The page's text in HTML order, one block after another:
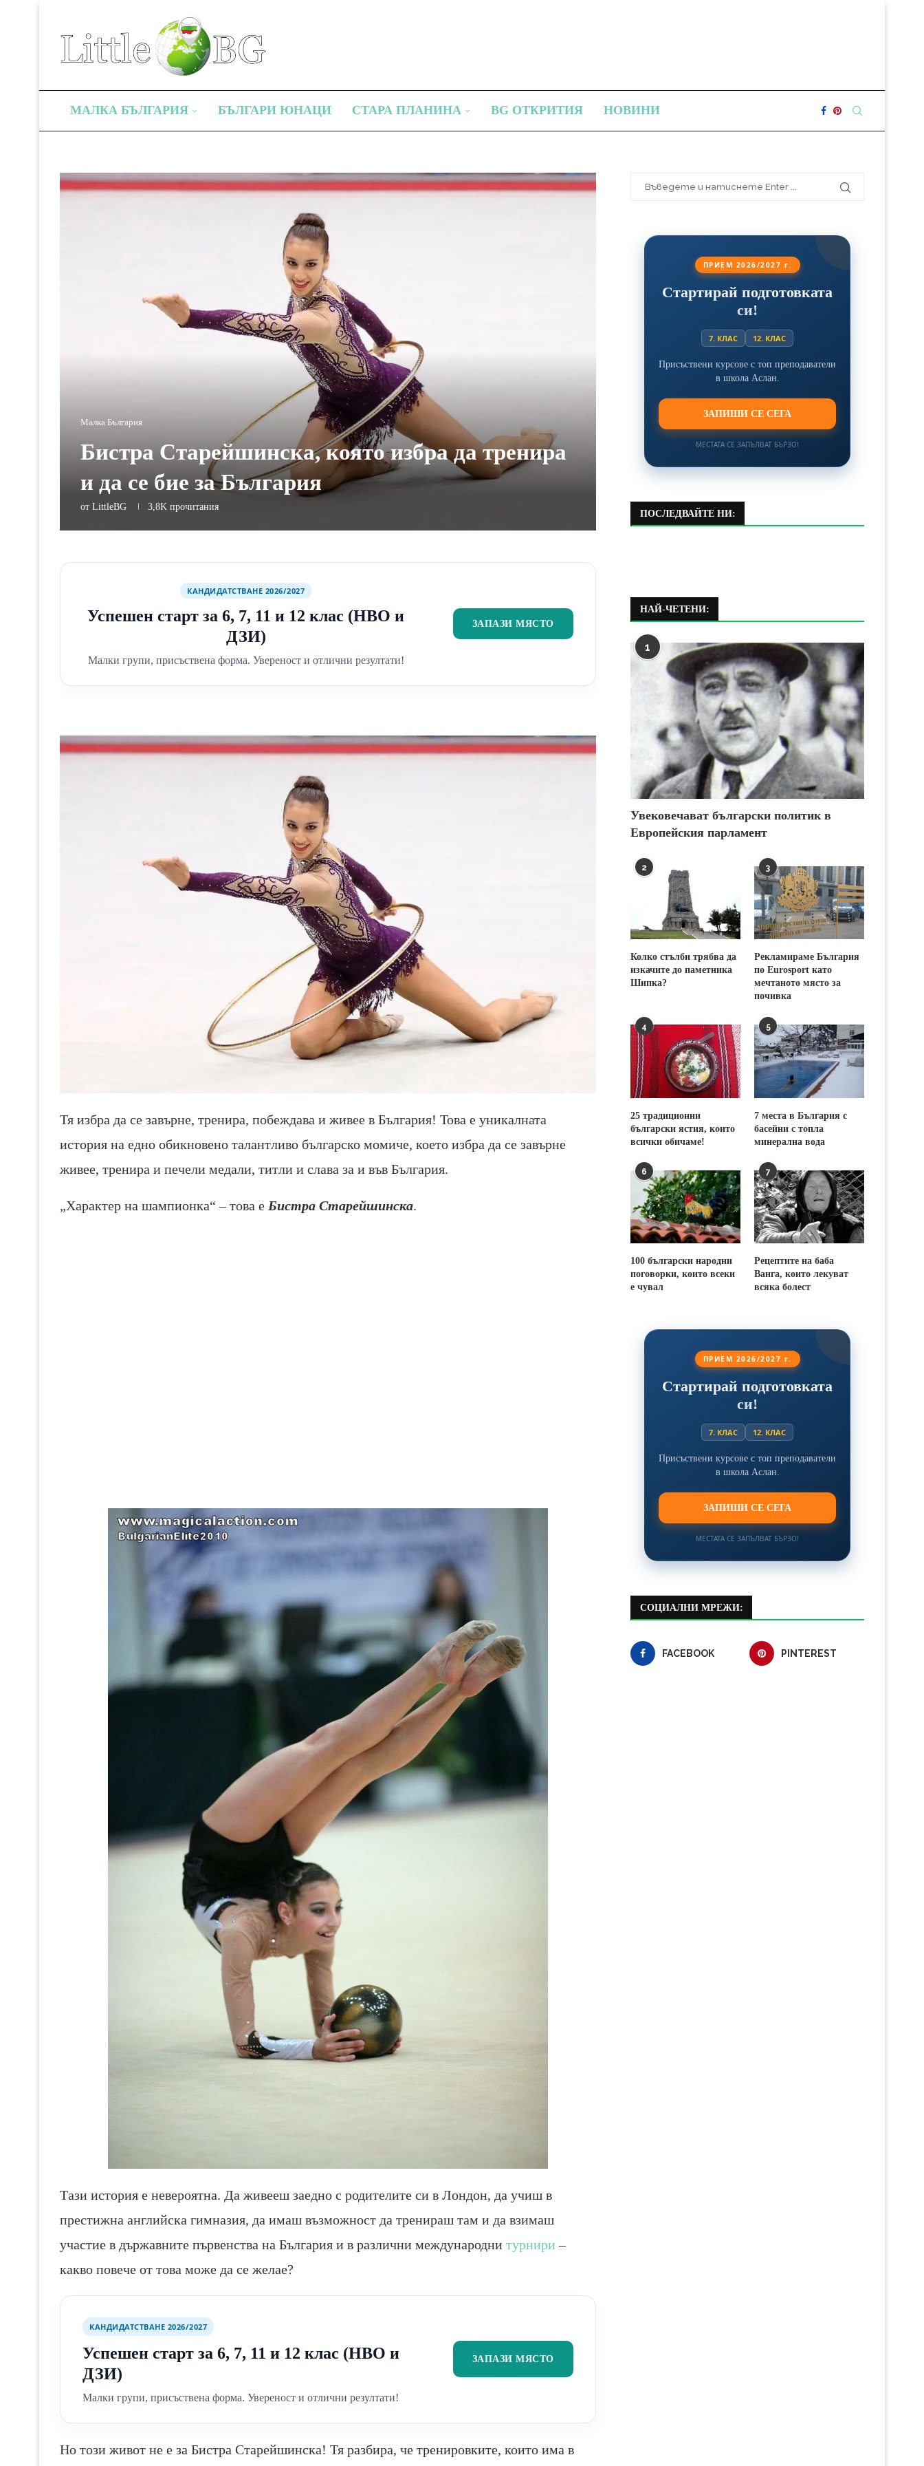
МАЛКА БЪЛГАРИЯ БЪЛГАРИ ЮНАЦИ СТАРА ПЛАНИНА BG ОТКРИТИЯ НОВИНИ
Малка България
Бистра Старейшинска, която избра да тренира
и да се бие за България
от LittleBG 3,8K прочитания
КАНДИДАТСТВАНЕ 2026/2027
Успешен старт за 6, 7, 11 и 12 клас (НВО и
ДЗИ)
Малки групи, присъствена форма. Увереност и отлични резултати!
ЗАПАЗИ МЯСТО
Тя избра да се завърне, тренира, побеждава и живее в България! Това е уникалната
история на едно обикновено талантливо българско момиче, което избра да се завърне
живее, тренира и печели медали, титли и слава за и във България.
„Характер на шампионка“ – това е Бистра Старейшинска.
Тази история е невероятна. Да живееш заедно с родителите си в Лондон, да учиш в
престижна английска гимназия, да имаш възможност да тренираш там и да взимаш
участие в държавните първенства на България и в различни международни турнири –
какво повече от това може да се желае?
КАНДИДАТСТВАНЕ 2026/2027
Успешен старт за 6, 7, 11 и 12 клас (НВО и
ДЗИ)
Малки групи, присъствена форма. Увереност и отлични резултати!
ЗАПАЗИ МЯСТО
Но този живот не е за Бистра Старейшинска! Тя разбира, че тренировките, които има в
ПРИЕМ 2026/2027 г.
Стартирай подготовката
си!
7. КЛАС 12. КЛАС
Присъствени курсове с топ преподаватели
в школа Аслан.
ЗАПИШИ СЕ СЕГА
МЕСТАТА СЕ ЗАПЪЛВАТ БЪРЗО!
ПОСЛЕДВАЙТЕ НИ:
НАЙ-ЧЕТЕНИ:
1
Увековечават български политик в
Европейския парламент
2
Колко стълби трябва да
изкачите до паметника
Шипка?
3
Рекламираме България
по Eurosport като
мечтаното място за
почивка
4
25 традиционни
български ястия, които
всички обичаме!
5
7 места в България с
басейни с топла
минерална вода
6
100 български народни
поговорки, които всеки
е чувал
7
Рецептите на баба
Ванга, които лекуват
всяка болест
ПРИЕМ 2026/2027 г.
Стартирай подготовката
си!
7. КЛАС 12. КЛАС
Присъствени курсове с топ преподаватели
в школа Аслан.
ЗАПИШИ СЕ СЕГА
МЕСТАТА СЕ ЗАПЪЛВАТ БЪРЗО!
СОЦИАЛНИ МРЕЖИ:
FACEBOOK PINTEREST